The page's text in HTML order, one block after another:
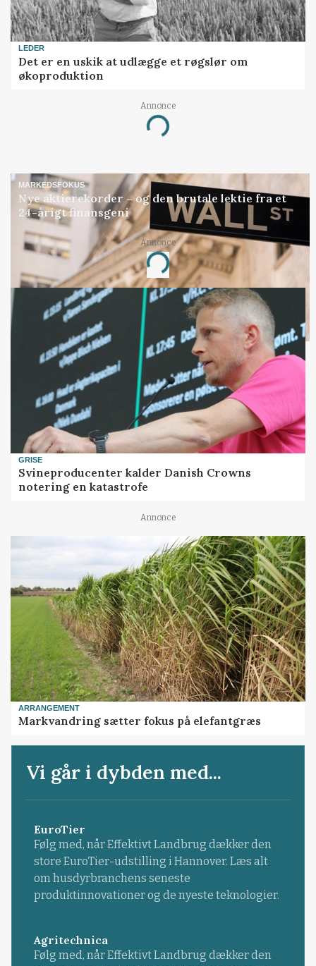
LEDER
Det er en uskik at udlægge et røgslør om
økoproduktion
Annonce
Loading...
MARKEDSFOKUS
Nye aktierekorder – og den brutale lektie fra et
24-årigt finansgeni
Annonce
Loading...
GRISE
Svineproducenter kalder Danish Crowns
notering en katastrofe
Annonce
ARRANGEMENT
Markvandring sætter fokus på elefantgræs
Vi går i dybden med...
EuroTier
Følg med, når Effektivt Landbrug dækker den
store EuroTier-udstilling i Hannover. Læs alt
om husdyrbranchens seneste
produktinnovationer og de nyeste teknologier.
Agritechnica
Følg med, når Effektivt Landbrug dækker den